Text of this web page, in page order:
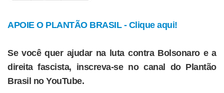
APOIE O PLANTÃO BRASIL - Clique aqui!
Se você quer ajudar na luta contra Bolsonaro e a
direita fascista, inscreva-se no canal do Plantão
Brasil no YouTube.